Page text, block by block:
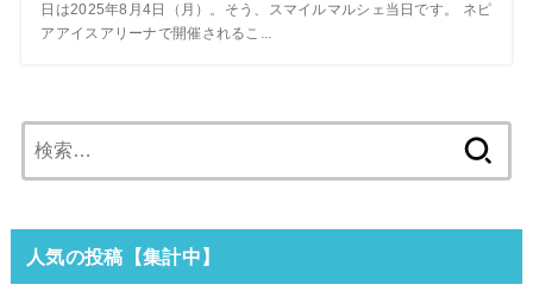
日は2025年8月4日（月）。そう、スマイルマルシェ当日です。 ネピ
アアイスアリーナで開催されるこ...
索:
人気の投稿【集計中】